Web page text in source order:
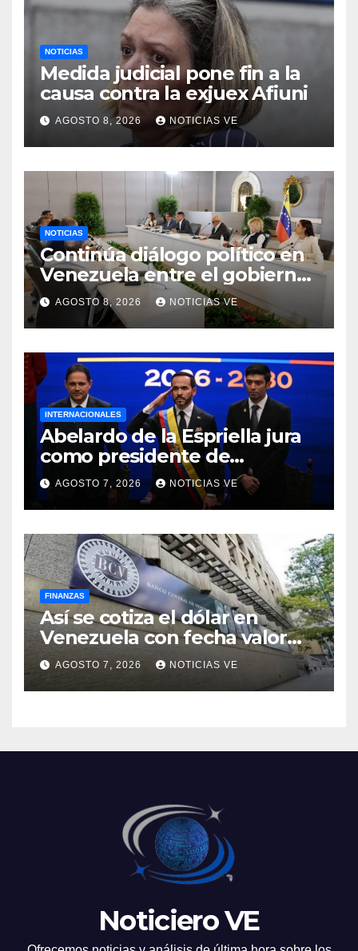
NOTICIAS
Medida judicial pone fin a la
causa contra la exjuex Afiuni
AGOSTO 8, 2026 NOTICIAS VE
NOTICIAS
Continúa diálogo político en
Venezuela entre el gobierno
y la oposición
AGOSTO 8, 2026 NOTICIAS VE
INTERNACIONALES
Abelardo de la Espriella jura
como presidente de
Colombia para el periodo
2026-2030
AGOSTO 7, 2026 NOTICIAS VE
FINANZAS
Así se cotiza el dólar en
Venezuela con fecha valor
lunes 10 de agosto de 2026
AGOSTO 7, 2026 NOTICIAS VE
Noticiero VE